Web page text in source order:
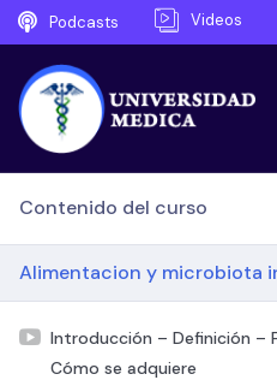
Podcasts Videos
Contenido del curso
Alimentacion y microbiota
Introducción – Definición –
Cómo se adquiere